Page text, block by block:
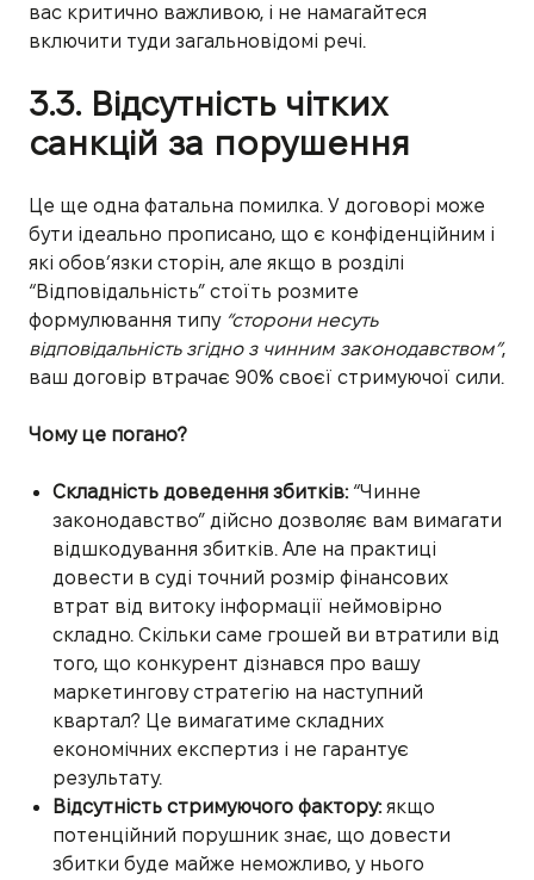
вас критично важливою, і не намагайтеся
включити туди загальновідомі речі.
3.3. Відсутність чітких
санкцій за порушення
Це ще одна фатальна помилка. У договорі може
бути ідеально прописано, що є конфіденційним і
які обов’язки сторін, але якщо в розділі
“Відповідальність” стоїть розмите
формулювання типу “сторони несуть
відповідальність згідно з чинним законодавством”,
ваш договір втрачає 90% своєї стримуючої сили.
Чому це погано?
Складність доведення збитків:“Чинне
законодавство” дійсно дозволяє вам вимагати
відшкодування збитків. Але на практиці
довести в суді точний розмір фінансових
втрат від витоку інформації неймовірно
складно. Скільки саме грошей ви втратили від
того, що конкурент дізнався про вашу
маркетингову стратегію на наступний
квартал? Це вимагатиме складних
економічних експертиз і не гарантує
результату.
Відсутність стримуючого фактору:якщо
потенційний порушник знає, що довести
збитки буде майже неможливо, у нього